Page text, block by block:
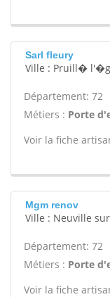
Sarl fleury
Ville : Pruill�
Département: 72
Métiers : Porte
Voir la fiche
Mgm renov
Ville : Neuville
Département: 72
Métiers : Porte
Voir la fiche